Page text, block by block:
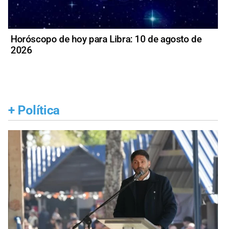
Horóscopo de hoy para Libra: 10 de agosto de
2026
+ Política